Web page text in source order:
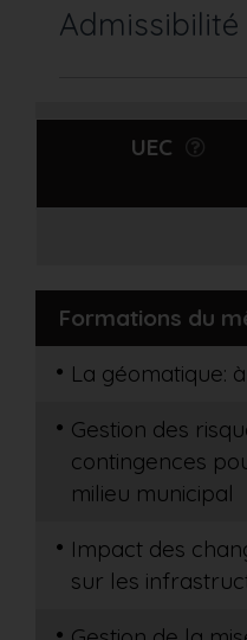
Admissibilité
UEC
Formations du
La géomatique:
Gestion des
contingences
milieu municipal
Impact des
sur les